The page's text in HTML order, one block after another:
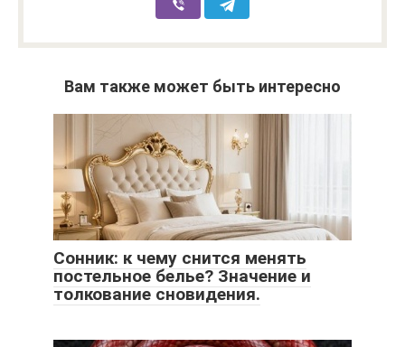
Вам также может быть интересно
Сонник: к чему снится менять
постельное белье? Значение и
толкование сновидения.